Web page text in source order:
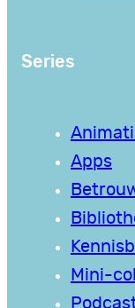
Series
Apps
Mini-